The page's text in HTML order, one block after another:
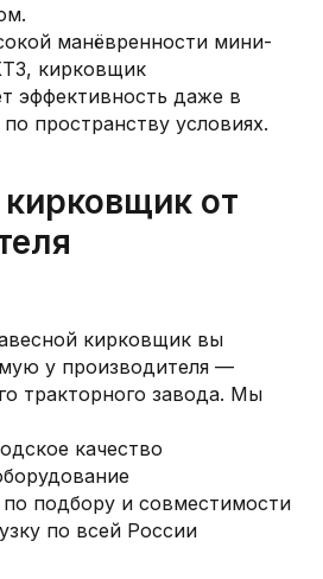
манёвренности мини-
кирковщик
эффективность даже в
пространству условиях.
кирковщик от
кирковщик вы
у производителя —
тракторного завода. Мы
качество
по подбору и совместимости
по всей России